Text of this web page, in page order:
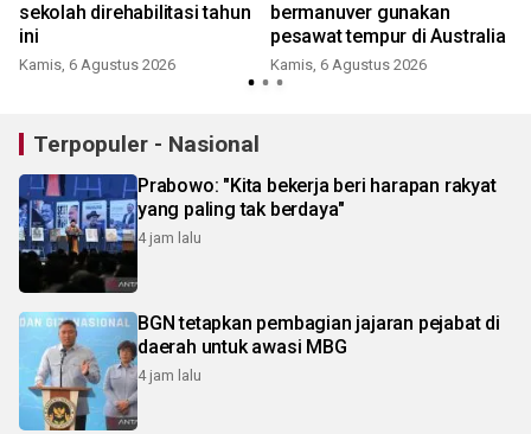
sekolah direhabilitasi tahun
ini
Kamis, 6 Agustus 2026
bermanuver gunakan
pesawat tempur di Australia
Kamis, 6 Agustus 2026
Terpopuler - Nasional
Prabowo: "Kita bekerja beri harapan rakyat
yang paling tak berdaya"
4 jam lalu
BGN tetapkan pembagian jajaran pejabat di
daerah untuk awasi MBG
4 jam lalu